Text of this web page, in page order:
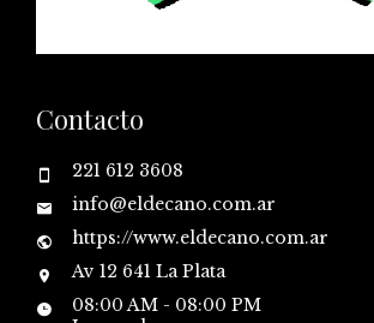
Contacto
221 612 3608
info@eldecano.com.ar
https://www.eldecano.com.ar
Av 12 641 La Plata
08:00 AM - 08:00 PM